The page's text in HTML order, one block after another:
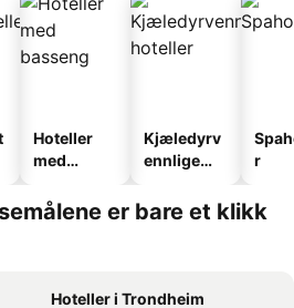
Hoteller
med
Kjæledyrv
ennlige
r
er bare et klikk
Hoteller i Trondheim